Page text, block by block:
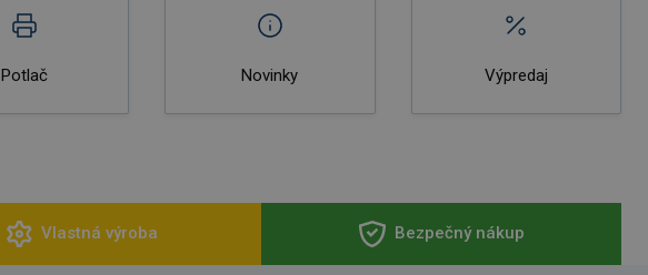
Potlač Novinky Výpredaj
Vlastná výroba Bezpečný nákup